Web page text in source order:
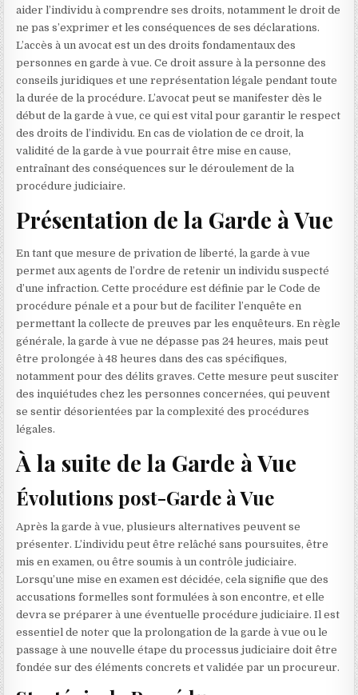
aider l’individu à comprendre ses droits, notamment le droit de
ne pas s’exprimer et les conséquences de ses déclarations.
L’accès à un avocat est un des droits fondamentaux des
personnes en garde à vue. Ce droit assure à la personne des
conseils juridiques et une représentation légale pendant toute
la durée de la procédure. L’avocat peut se manifester dès le
début de la garde à vue, ce qui est vital pour garantir le respect
des droits de l’individu. En cas de violation de ce droit, la
validité de la garde à vue pourrait être mise en cause,
entraînant des conséquences sur le déroulement de la
procédure judiciaire.
Présentation de la Garde à Vue
En tant que mesure de privation de liberté, la garde à vue
permet aux agents de l’ordre de retenir un individu suspecté
d’une infraction. Cette procédure est définie par le Code de
procédure pénale et a pour but de faciliter l’enquête en
permettant la collecte de preuves par les enquêteurs. En règle
générale, la garde à vue ne dépasse pas 24 heures, mais peut
être prolongée à 48 heures dans des cas spécifiques,
notamment pour des délits graves. Cette mesure peut susciter
des inquiétudes chez les personnes concernées, qui peuvent
se sentir désorientées par la complexité des procédures
légales.
À la suite de la Garde à Vue
Évolutions post-Garde à Vue
Après la garde à vue, plusieurs alternatives peuvent se
présenter. L’individu peut être relâché sans poursuites, être
mis en examen, ou être soumis à un contrôle judiciaire.
Lorsqu’une mise en examen est décidée, cela signifie que des
accusations formelles sont formulées à son encontre, et elle
devra se préparer à une éventuelle procédure judiciaire. Il est
essentiel de noter que la prolongation de la garde à vue ou le
passage à une nouvelle étape du processus judiciaire doit être
fondée sur des éléments concrets et validée par un procureur.